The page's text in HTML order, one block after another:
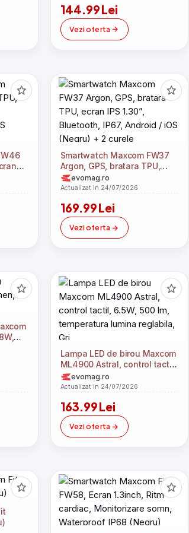
144.99 Lei
Vezi oferta
Smartwatch Maxcom FW37
Argon, GPS, bratara TPU,
ecran IPS 1.30”, Bluetooth,
IP67, Android / iOS (Negru) +
evomag.ro
Actualizat in 24/07/2026
169.99 Lei
Vezi oferta
Lampa LED de birou Maxcom
ML4900 Astral, control tactil,
6.5W, 500 lm, temperatura
lumina reglabila, Gri
evomag.ro
Actualizat in 24/07/2026
163.99 Lei
Vezi oferta